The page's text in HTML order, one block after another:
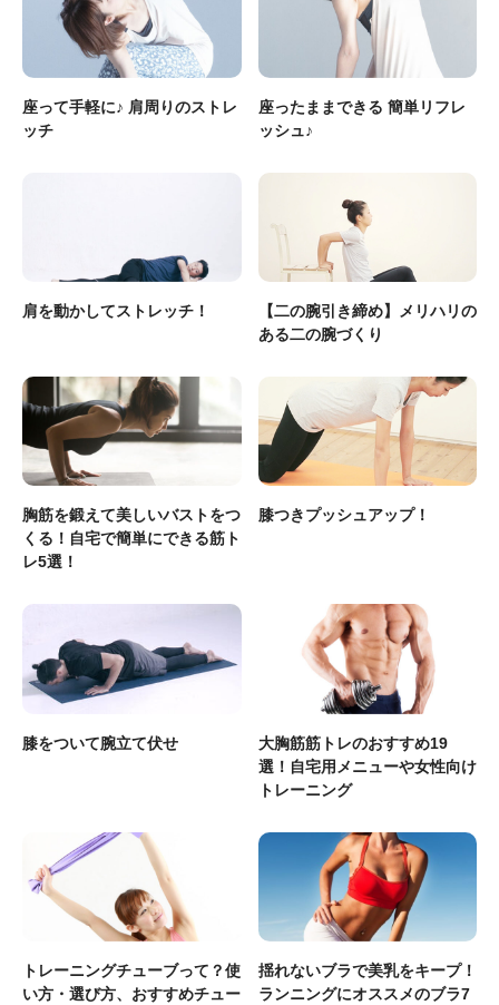
座って手軽に♪ 肩周りのストレ
ッチ
座ったままできる 簡単リフレ
ッシュ♪
肩を動かしてストレッチ！
【二の腕引き締め】メリハリの
ある二の腕づくり
胸筋を鍛えて美しいバストをつ
くる！自宅で簡単にできる筋ト
レ5選！
膝つきプッシュアップ！
膝をついて腕立て伏せ
大胸筋筋トレのおすすめ19
選！自宅用メニューや女性向け
トレーニング
トレーニングチューブって？使
い方・選び方、おすすめチュー
揺れないブラで美乳をキープ！
ランニングにオススメのブラ7